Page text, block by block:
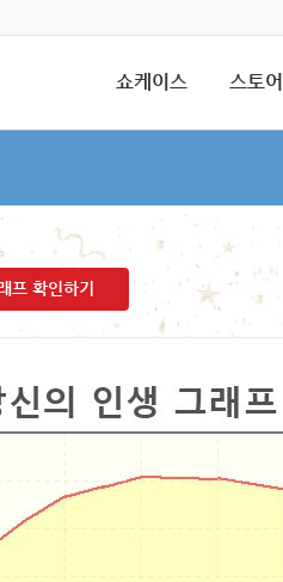
쇼케이스 스토어
프 확인하기